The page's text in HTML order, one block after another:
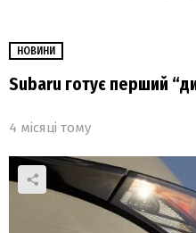
НОВИНИ
Subaru готує перший
4 місяці тому